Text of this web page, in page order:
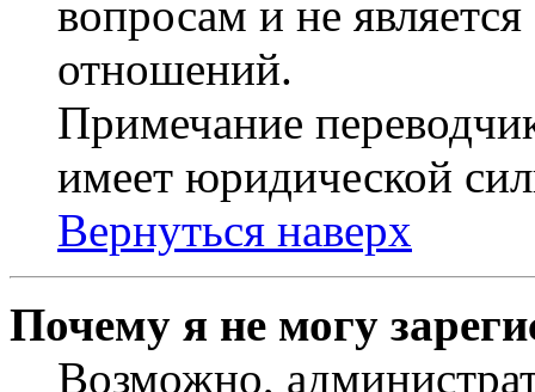
вопросам и не
отношений.
Примечание
имеет юридической
Вернуться наверх
Почему я не могу
Возможно,